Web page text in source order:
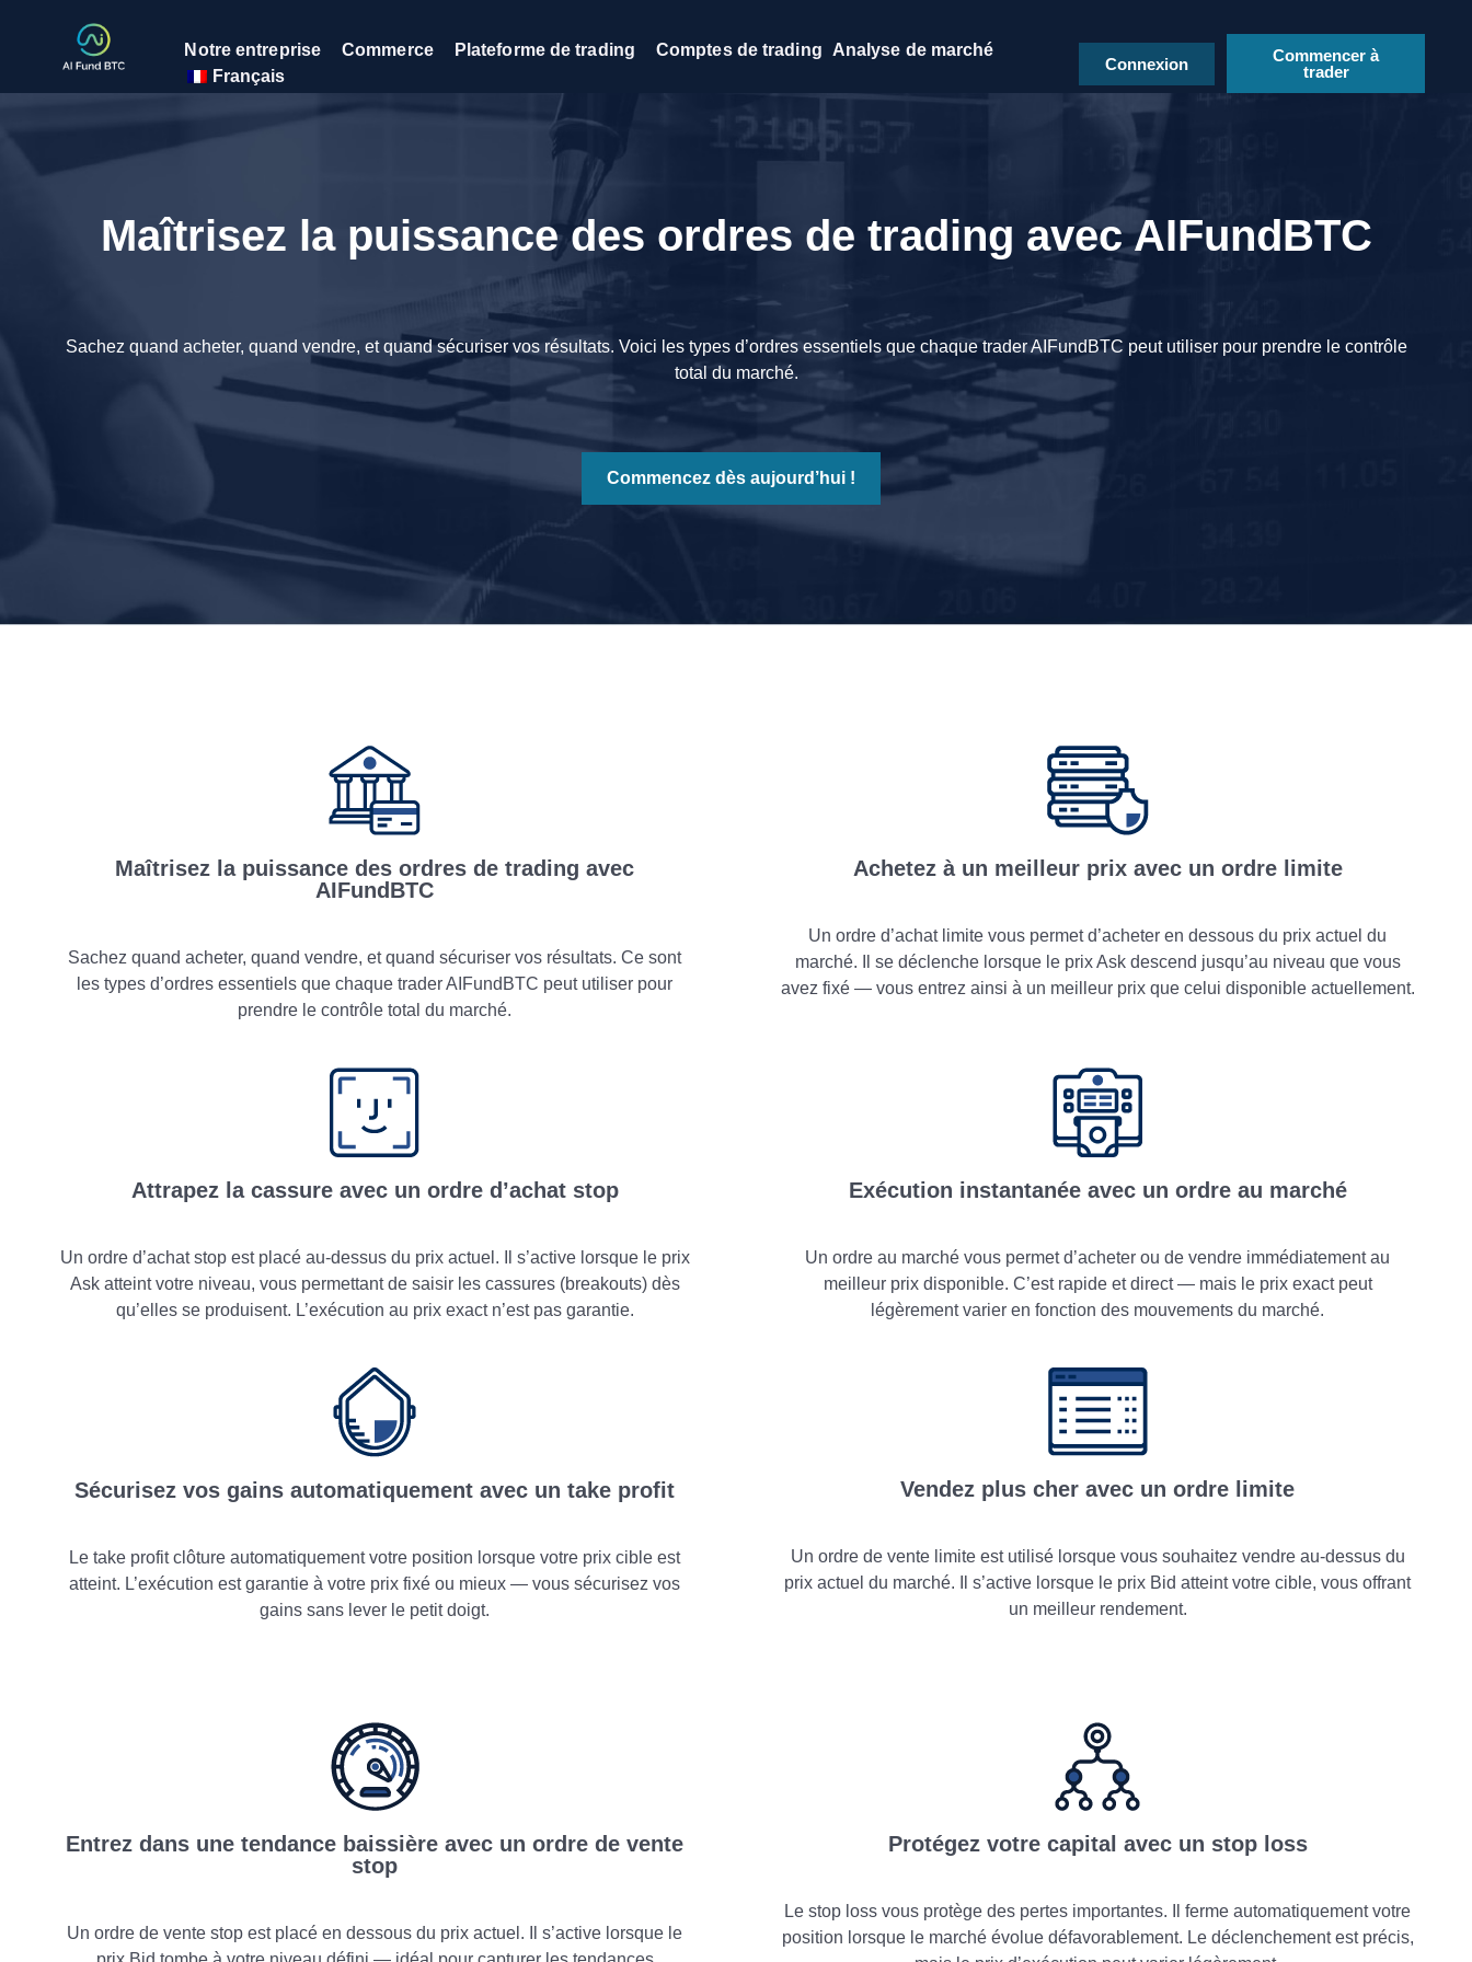
Notre entreprise Commerce Plateforme de trading Comptes de trading
Analyse de marché
Français
Connexion
Commencer à
trader
Maîtrisez la puissance des ordres de trading avec AIFundBTC
Sachez quand acheter, quand vendre, et quand sécuriser vos résultats. Voici les types d’ordres essentiels que chaque trader AIFundBTC peut utiliser pour prendre le contrôle
total du marché.
Commencez dès aujourd’hui !
Maîtrisez la puissance des ordres de trading avec
AIFundBTC
Sachez quand acheter, quand vendre, et quand sécuriser vos résultats. Ce sont
les types d’ordres essentiels que chaque trader AIFundBTC peut utiliser pour
prendre le contrôle total du marché.
Achetez à un meilleur prix avec un ordre limite
Un ordre d’achat limite vous permet d’acheter en dessous du prix actuel du
marché. Il se déclenche lorsque le prix Ask descend jusqu’au niveau que vous
avez fixé — vous entrez ainsi à un meilleur prix que celui disponible actuellement.
Attrapez la cassure avec un ordre d’achat stop
Un ordre d’achat stop est placé au-dessus du prix actuel. Il s’active lorsque le prix
Ask atteint votre niveau, vous permettant de saisir les cassures (breakouts) dès
qu’elles se produisent. L’exécution au prix exact n’est pas garantie.
Exécution instantanée avec un ordre au marché
Un ordre au marché vous permet d’acheter ou de vendre immédiatement au
meilleur prix disponible. C’est rapide et direct — mais le prix exact peut
légèrement varier en fonction des mouvements du marché.
Sécurisez vos gains automatiquement avec un take profit
Le take profit clôture automatiquement votre position lorsque votre prix cible est
atteint. L’exécution est garantie à votre prix fixé ou mieux — vous sécurisez vos
gains sans lever le petit doigt.
Vendez plus cher avec un ordre limite
Un ordre de vente limite est utilisé lorsque vous souhaitez vendre au-dessus du
prix actuel du marché. Il s’active lorsque le prix Bid atteint votre cible, vous offrant
un meilleur rendement.
Entrez dans une tendance baissière avec un ordre de vente
stop
Un ordre de vente stop est placé en dessous du prix actuel. Il s’active lorsque le
Protégez votre capital avec un stop loss
Le stop loss vous protège des pertes importantes. Il ferme automatiquement votre
position lorsque le marché évolue défavorablement. Le déclenchement est précis,